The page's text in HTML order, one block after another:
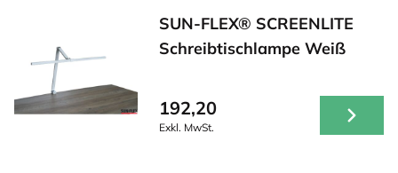
SUN-FLEX® SCREENLITE
Schreibtischlampe Weiß
192,20
Exkl. MwSt.